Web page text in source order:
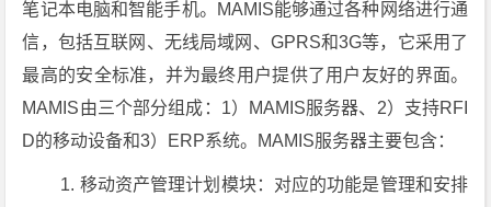
笔记本电脑和智能手机。MAMIS能够通过各种网络进行通
信，包括互联网、无线局域网、GPRS和3G等，它采用了
最高的安全标准，并为最终用户提供了用户友好的界面。
MAMIS由三个部分组成：1）MAMIS服务器、2）支持RFI
D的移动设备和3）ERP系统。MAMIS服务器主要包含：
移动资产管理计划模块：对应的功能是管理和安排